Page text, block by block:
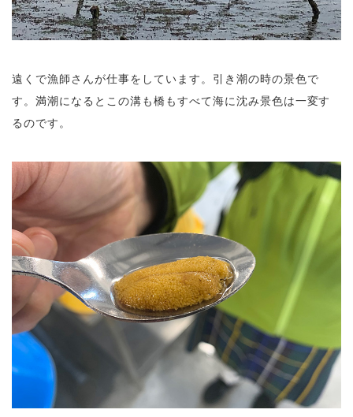
遠くで漁師さんが仕事をしています。引き潮の時の景色で
す。満潮になるとこの溝も橋もすべて海に沈み景色は一変す
るのです。